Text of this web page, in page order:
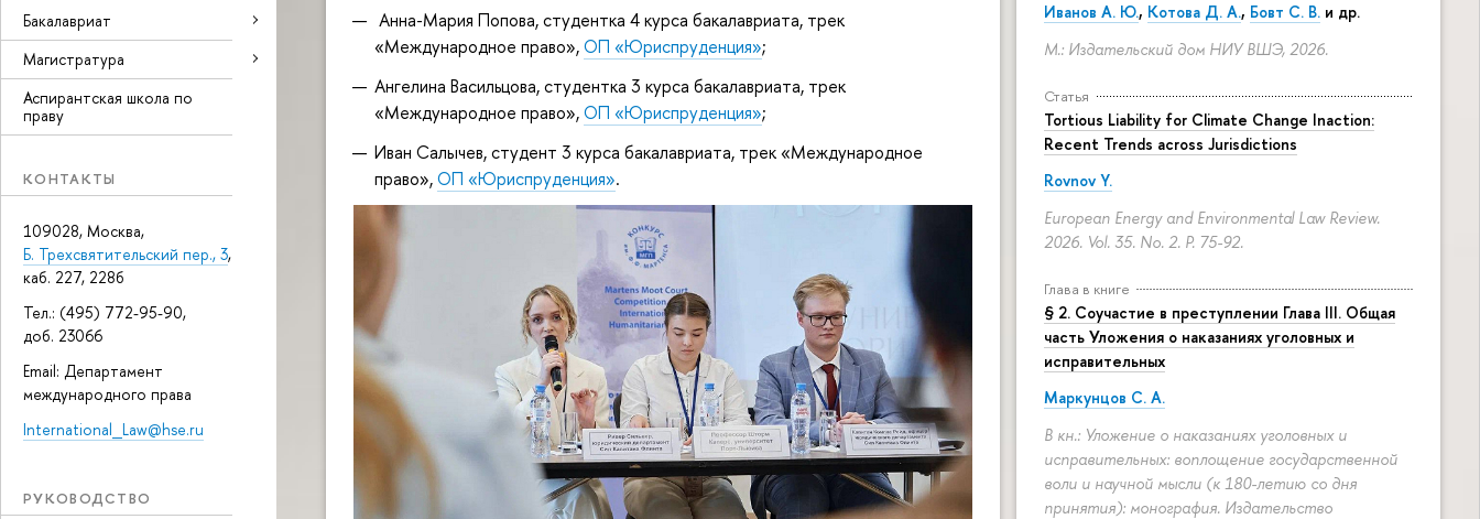
Бакалавриат
Магистратура
Аспирантская школа по
праву
КОНТАКТЫ
109028, Москва,
Б. Трехсвятительский пер., 3,
каб. 227, 228б
Тел.: (495) 772-95-90,
доб. 23066
Email: Департамент
международного права
International_Law@hse.ru
РУКОВОДСТВО
Иванов А. Ю., Котова Д. А., Бовт С. В. и др.
М.: Издательский дом НИУ ВШЭ, 2026.
Статья
Tortious Liability for Climate Change Inaction:
Recent Trends across Jurisdictions
Rovnov Y.
European Energy and Environmental Law Review.
2026. Vol. 35. No. 2. P. 75-92.
Глава в книге
§ 2. Соучастие в преступлении Глава III. Общая
часть Уложения о наказаниях уголовных и
исправительных
Маркунцов С. А.
В кн.: Уложение о наказаниях уголовных и
исправительных: воплощение государственной
воли и научной мысли (к 180-летию со дня
принятия): монография. Издательство
Анна-Мария Попова, студентка 4 курса бакалавриата, трек
«Международное право»,ОП «Юриспруденция»;
Ангелина Васильцова, студентка 3 курса бакалавриата, трек
«Международное право»,ОП «Юриспруденция»;
Иван Салычев, студент 3 курса бакалавриата, трек «Международное
право»,ОП «Юриспруденция».